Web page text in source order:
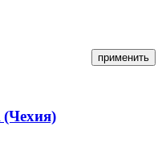
(Чехия)